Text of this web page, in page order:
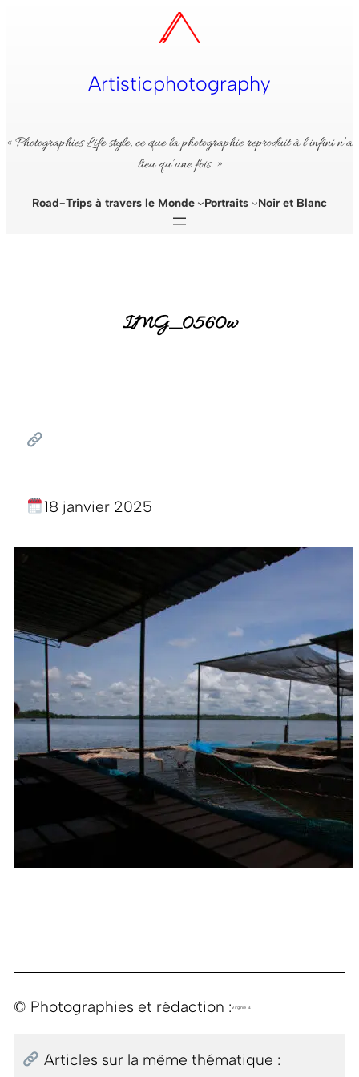
Artisticphotography
« Photographies Life style, ce que la photographie reproduit à l’infini n’a
lieu qu’une fois. »
Road-Trips à travers le Monde Portraits Noir et Blanc
IMG_0560w
18 janvier 2025
© Photographies et rédaction :Virginie B.
Articles sur la même thématique :